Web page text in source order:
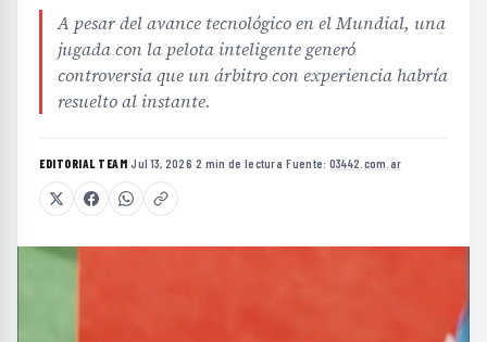
A pesar del avance tecnológico en el Mundial, una
jugada con la pelota inteligente generó
controversia que un árbitro con experiencia habría
resuelto al instante.
EDITORIAL TEAM·Jul 13, 2026·2 min de lectura·Fuente: 03442.com.ar